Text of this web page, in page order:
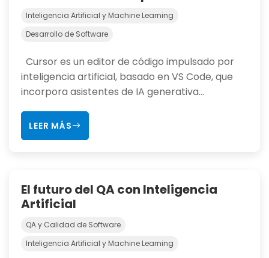
Inteligencia Artificial y Machine Learning
Desarrollo de Software
Cursor es un editor de código impulsado por
inteligencia artificial, basado en VS Code, que
incorpora asistentes de IA generativa...
LEER MÁS
El futuro del QA con Inteligencia
Artificial
QA y Calidad de Software
Inteligencia Artificial y Machine Learning